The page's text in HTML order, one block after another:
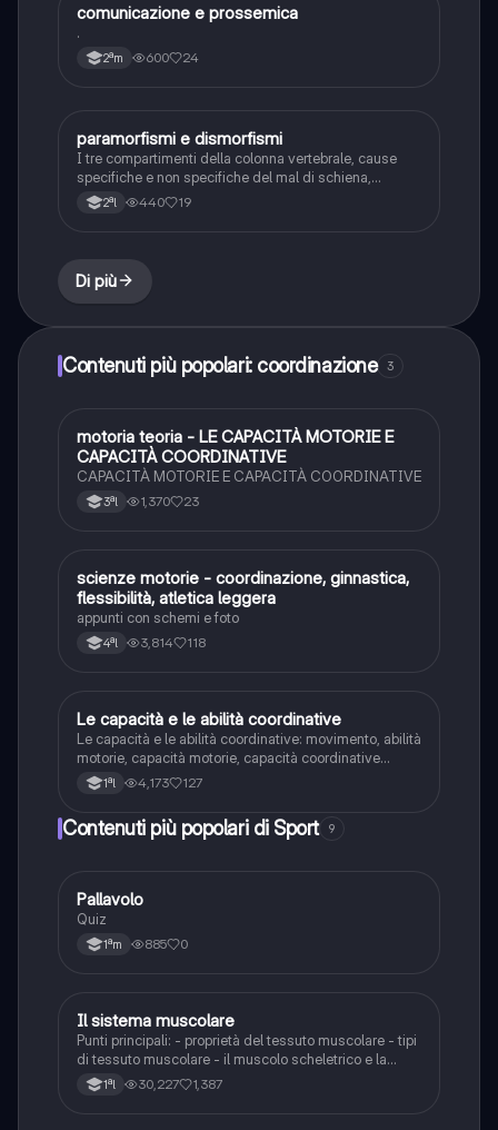
Sport
comunicazione e prossemica
.
2ªm 600 24
Sport
paramorfismi e dismorfismi
I tre compartimenti della colonna vertebrale, cause
specifiche e non specifiche del mal di schiena,
paramorfismi e dismorfismi
2ªl 440 19
Di più
Contenuti più popolari: coordinazione 3
MSport
motoria teoria - LE CAPACITÀ MOTORIE E
CAPACITÀ COORDINATIVE
CAPACITÀ MOTORIE E CAPACITÀ COORDINATIVE
3ªl 1,370 23
SSport
scienze motorie - coordinazione, ginnastica,
flessibilità, atletica leggera
appunti con schemi e foto
4ªl 3,814 118
L Sport
Le capacità e le abilità coordinative
Le capacità e le abilità coordinative: movimento, abilità
motorie, capacità motorie, capacità coordinative
(generali e speciali)
1ªl 4,173 127
Contenuti più popolari di Sport 9
PSport
Pallavolo
Quiz
1ªm 885 0
Scienze
Il sistema muscolare
Punti principali: - proprietà del tessuto muscolare - tipi
di tessuto muscolare - il muscolo scheletrico e la
contrazione - tipi di fibre muscolari
1ªl 30,227 1,387